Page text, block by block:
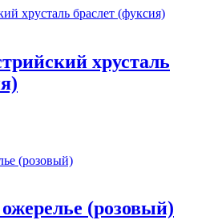
хрусталь
(розовый)